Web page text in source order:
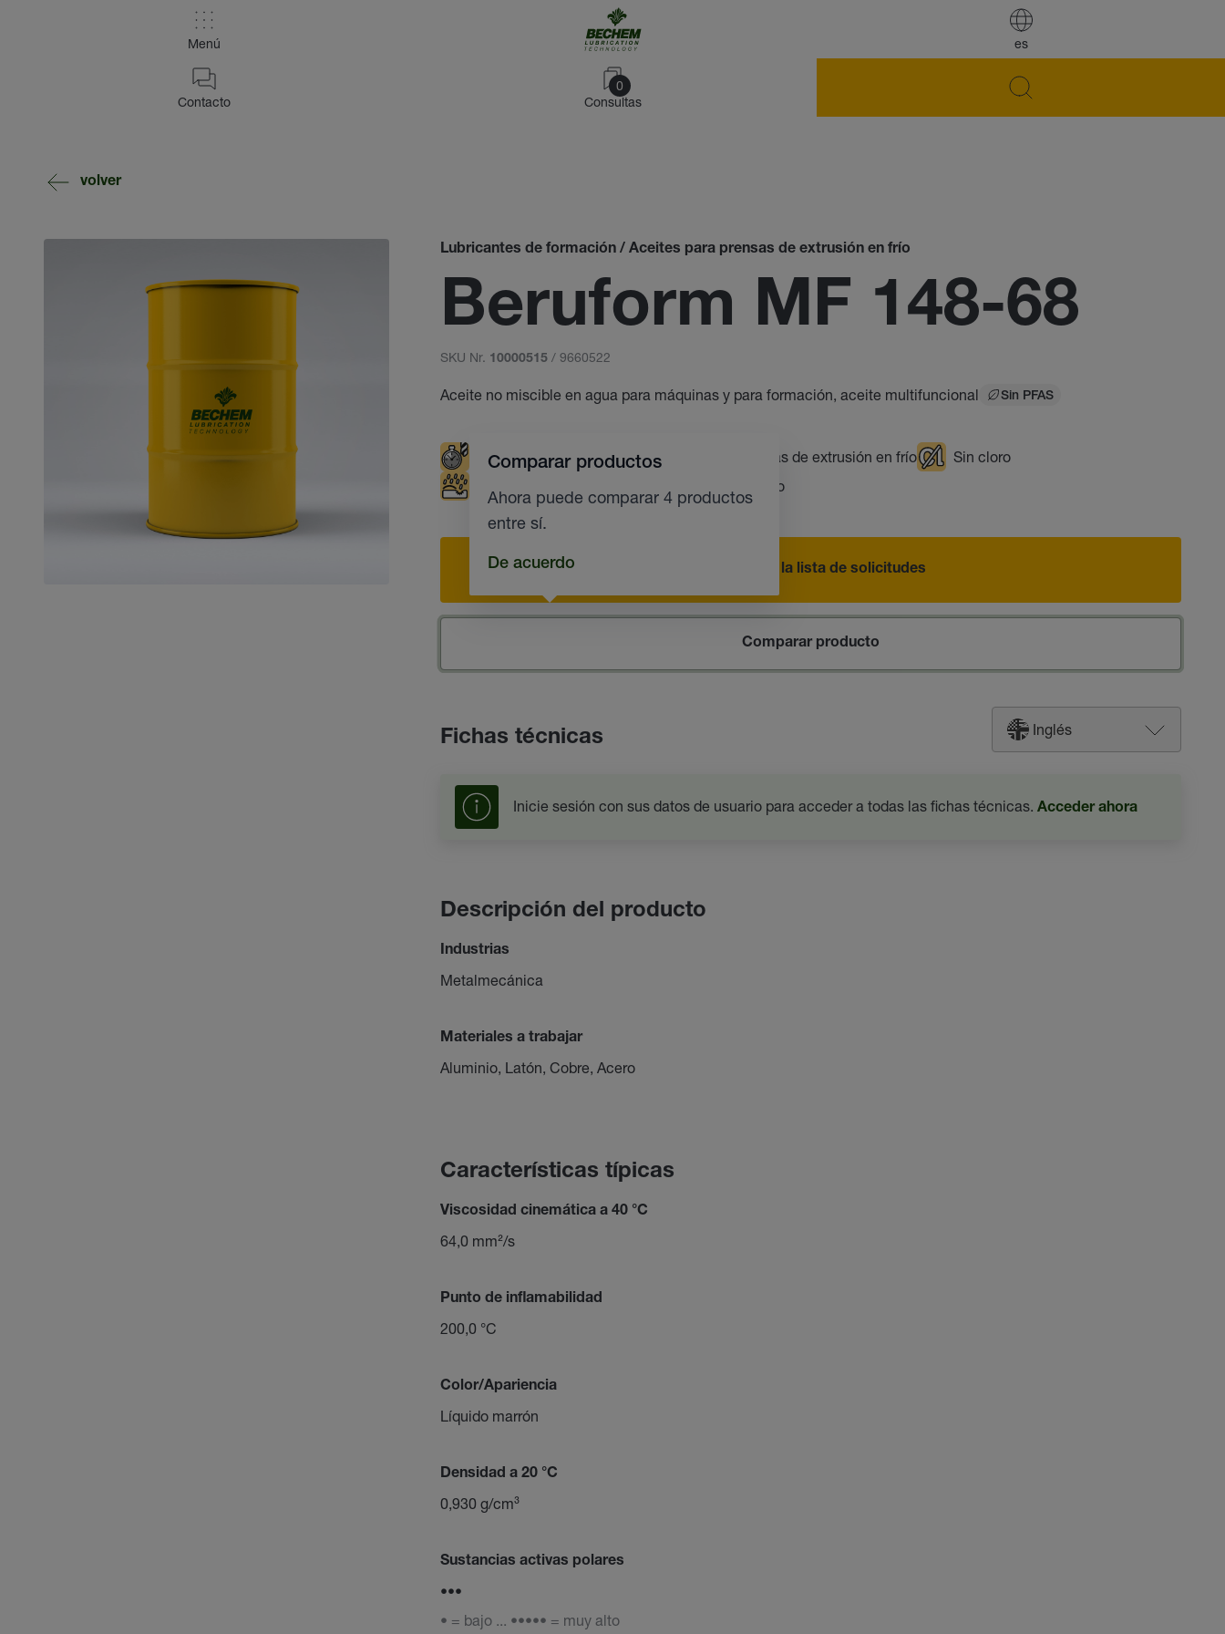
es
Menú
0
Consultas
Contacto
volver
Lubricantes de formación / Aceites para prensas de extrusión en frío
Beruform MF 148-68
SKU Nr. 10000515 / 9660522
Aceite no miscible en agua para máquinas y para formación, aceite multifuncional Sin PFAS
Vida útil larga de las herramientas Prensas de extrusión en frío
Sin cloro
Estampado
Añadir a la lista de solicitudes
Comparar producto
Comparar productos
Ahora puede comparar 4 productos
entre sí.
De acuerdo
Fichas técnicas Inglés
Inicie sesión con sus datos de usuario para acceder a todas las fichas técnicas. Acceder ahora
Descripción del producto
Industrias
Metalmecánica
Materiales a trabajar
Aluminio, Latón, Cobre, Acero
Características típicas
Viscosidad cinemática a 40 °C
64,0 mm²/s
Punto de inflamabilidad
200,0 °C
Color/Apariencia
Líquido marrón
Densidad a 20 °C
0,930 g/cm³
Sustancias activas polares
•••
• = bajo ... ••••• = muy alto